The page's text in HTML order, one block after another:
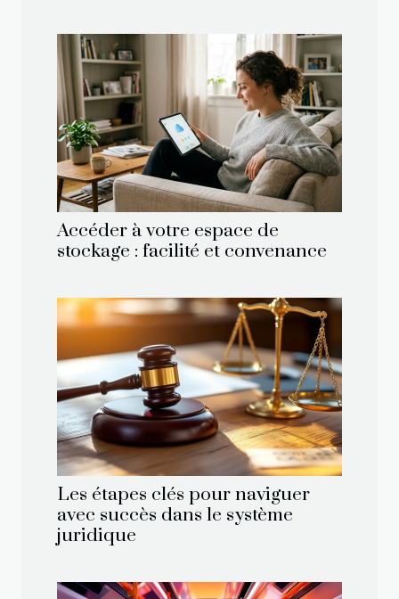
Accéder à votre espace de
stockage : facilité et convenance
Les étapes clés pour naviguer
avec succès dans le système
juridique